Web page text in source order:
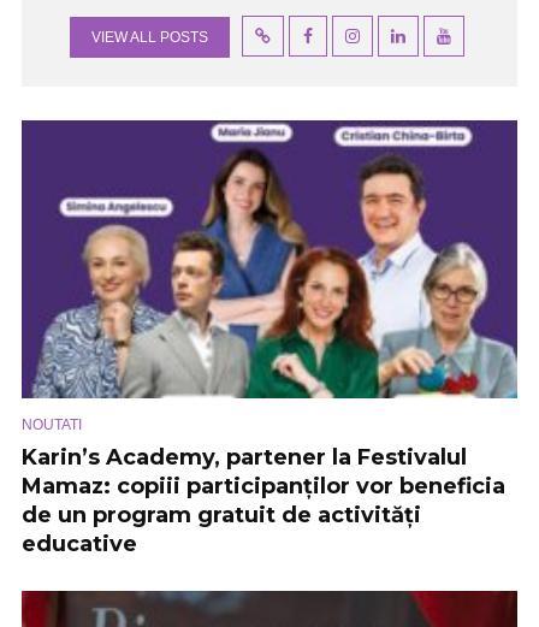
VIEW ALL POSTS
NOUTATI
Karin’s Academy, partener la Festivalul
Mamaz: copiii participanților vor beneficia
de un program gratuit de activități
educative